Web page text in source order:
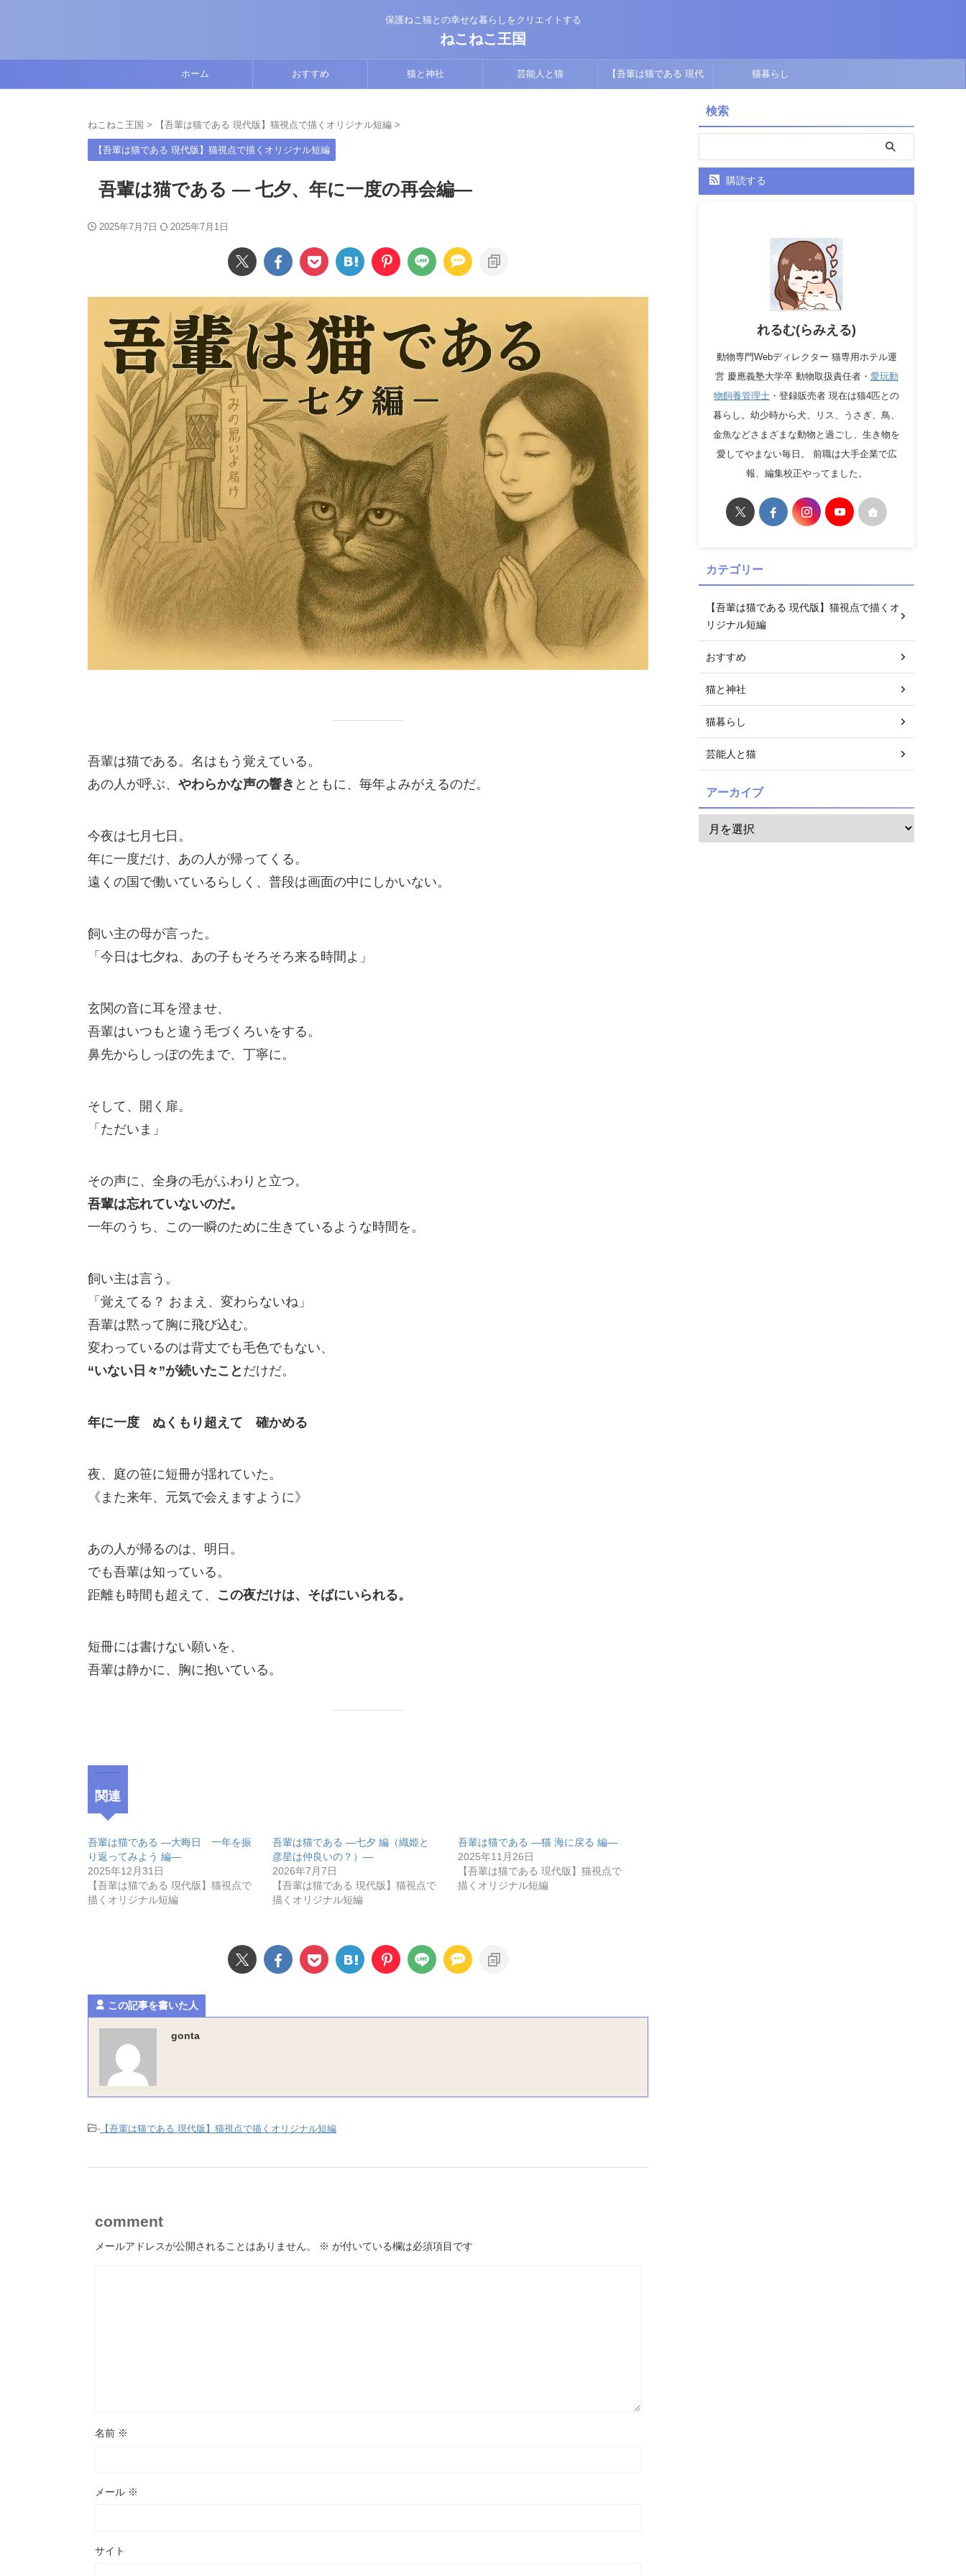
保護ねこ猫との幸せな暮らしをクリエイトする
ねこねこ王国
ホーム おすすめ 猫と神社 芸能人と猫 【吾輩は猫である 現代
版】猫視点で描くオリジナ
猫暮らし
ねこねこ王国 > 【吾輩は猫である 現代版】猫視点で描くオリジナル短編 >
【吾輩は猫である 現代版】猫視点で描くオリジナル短編
吾輩は猫である ― 七夕、年に一度の再会編―
2025年7月7日 2025年7月1日
吾輩は猫である。名はもう覚えている。
あの人が呼ぶ、 やわらかな声の響き とともに、毎年よみがえるのだ。
今夜は七月七日。
年に一度だけ、あの人が帰ってくる。
遠くの国で働いているらしく、普段は画面の中にしかいない。
飼い主の母が言った。
「今日は七夕ね、あの子もそろそろ来る時間よ」
玄関の音に耳を澄ませ、
吾輩はいつもと違う毛づくろいをする。
鼻先からしっぽの先まで、丁寧に。
そして、開く扉。
「ただいま」
その声に、全身の毛がふわりと立つ。
吾輩は忘れていないのだ。
一年のうち、この一瞬のために生きているような時間を。
飼い主は言う。
「覚えてる？ おまえ、変わらないね」
吾輩は黙って胸に飛び込む。
変わっているのは背丈でも毛色でもない、
“いない日々”が続いたこと だけだ。
年に一度 ぬくもり超えて 確かめる
夜、庭の笹に短冊が揺れていた。
《また来年、元気で会えますように》
あの人が帰るのは、明日。
でも吾輩は知っている。
距離も時間も超えて、 この夜だけは、そばにいられる。
短冊には書けない願いを、
吾輩は静かに、胸に抱いている。
関連
吾輩は猫である ―大晦日 一年を振
り返ってみよう 編―
2025年12月31日
【吾輩は猫である 現代版】猫視点で
描くオリジナル短編
吾輩は猫である ―七夕 編（織姫と
彦星は仲良いの？）―
2026年7月7日
【吾輩は猫である 現代版】猫視点で
描くオリジナル短編
吾輩は猫である ―猫 海に戻る 編―
2025年11月26日
【吾輩は猫である 現代版】猫視点で
描くオリジナル短編
この記事を書いた人
gonta
- 【吾輩は猫である 現代版】猫視点で描くオリジナル短編
comment
メールアドレスが公開されることはありません。 ※ が付いている欄は必須項目です
名前 ※
メール ※
サイト
検索
購読する
れるむ(らみえる)
動物専門Webディレクター 猫専用ホテル運
営 慶應義塾大学卒 動物取扱責任者・ 愛玩動
物飼養管理士 ・登録販売者 現在は猫4匹との
暮らし。幼少時から犬、リス、うさぎ、鳥、
金魚などさまざまな動物と過ごし、生き物を
愛してやまない毎日。 前職は大手企業で広
報、編集校正やってました。
カテゴリー
【吾輩は猫である 現代版】猫視点で描くオ
リジナル短編
おすすめ
猫と神社
猫暮らし
芸能人と猫
アーカイブ